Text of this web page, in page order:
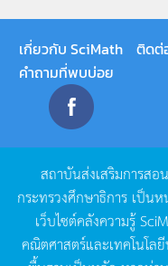
เกี่ยวกับ SciMath ติดต่
คำถามที่พบบ่อย
สถาบันส่งเสริมการสอ
กระทรวงศึกษาธิการ เป็นห
เว็บไซต์คลังความรู้
คณิตศาสตร์และเทคโนโล